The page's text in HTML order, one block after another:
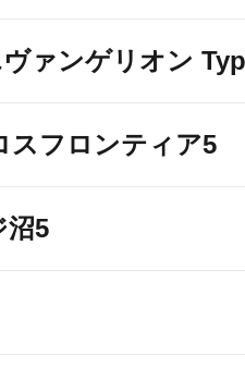
ァンゲリオン
スフロンティア5
沼5